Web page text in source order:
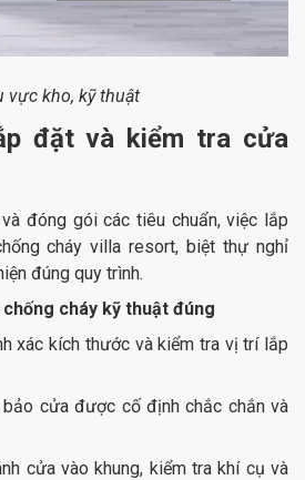
vực kho, kỹ thuật
đặt và kiểm tra cửa
đóng gói các tiêu chuẩn, việc lắp
cháy villa resort, biệt thự nghỉ
đúng quy trình.
cháy kỹ thuật đúng
xác kích thước và kiểm tra vị trí lắp
cửa được cố định chắc chắn và
cửa vào khung, kiểm tra khí cụ và